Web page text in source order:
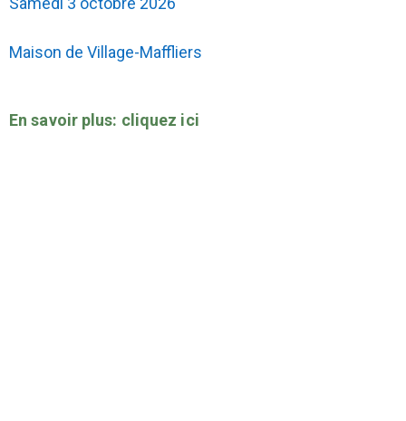
Maison de Village-Maffliers
En savoir plus: cliquez ici